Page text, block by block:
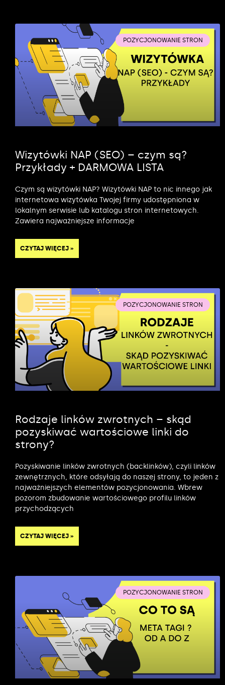
POZYCJONOWANIE STRON
Wizytówki NAP (SEO) – czym są?
Przykłady + DARMOWA LISTA
Czym są wizytówki NAP? Wizytówki NAP to nic innego jak
internetowa wizytówka Twojej firmy udostępniona w
lokalnym serwisie lub katalogu stron internetowych.
Zawiera najważniejsze informacje
CZYTAJ WIĘCEJ »
POZYCJONOWANIE STRON
Rodzaje linków zwrotnych – skąd
pozyskiwać wartościowe linki do
strony?
Pozyskiwanie linków zwrotnych (backlinków), czyli linków
zewnętrznych, które odsyłają do naszej strony, to jeden z
najważniejszych elementów pozycjonowania. Wbrew
pozorom zbudowanie wartościowego profilu linków
przychodzących
CZYTAJ WIĘCEJ »
POZYCJONOWANIE STRON